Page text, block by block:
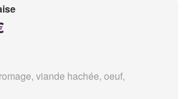
viande hachée, oeuf,